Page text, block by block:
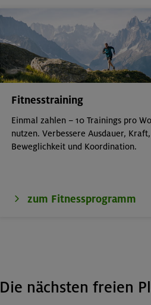
Fitnesstraining
Einmal zahlen – 10 Trainings pro
nutzen. Verbessere Ausdauer, Kraft,
Beweglichkeit und Koordination.
zum Fitnessprogramm
Die nächsten freien